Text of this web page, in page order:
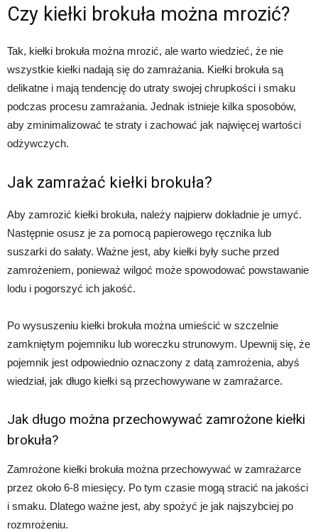
Czy kiełki brokuła można mrozić?
Tak, kiełki brokuła można mrozić, ale warto wiedzieć, że nie
wszystkie kiełki nadają się do zamrażania. Kiełki brokuła są
delikatne i mają tendencję do utraty swojej chrupkości i smaku
podczas procesu zamrażania. Jednak istnieje kilka sposobów,
aby zminimalizować te straty i zachować jak najwięcej wartości
odżywczych.
Jak zamrażać kiełki brokuła?
Aby zamrozić kiełki brokuła, należy najpierw dokładnie je umyć.
Następnie osusz je za pomocą papierowego ręcznika lub
suszarki do sałaty. Ważne jest, aby kiełki były suche przed
zamrożeniem, ponieważ wilgoć może spowodować powstawanie
lodu i pogorszyć ich jakość.
Po wysuszeniu kiełki brokuła można umieścić w szczelnie
zamkniętym pojemniku lub woreczku strunowym. Upewnij się, że
pojemnik jest odpowiednio oznaczony z datą zamrożenia, abyś
wiedział, jak długo kiełki są przechowywane w zamrażarce.
Jak długo można przechowywać zamrożone kiełki
brokuła?
Zamrożone kiełki brokuła można przechowywać w zamrażarce
przez około 6-8 miesięcy. Po tym czasie mogą stracić na jakości
i smaku. Dlatego ważne jest, aby spożyć je jak najszybciej po
rozmrożeniu.